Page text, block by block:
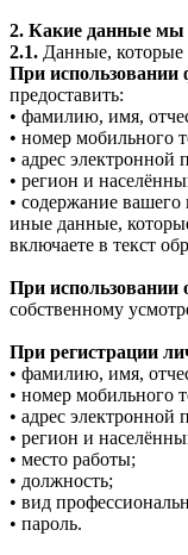
2. Какие данные мы
2.1. Данные, которые
При использовании
предоставить:
• фамилию, имя,
• номер мобильного
• адрес электронной
• регион и
• содержание
иные данные,
включаете в текст
При использовании
собственному
При регистрации
• фамилию, имя,
• номер мобильного
• адрес электронной
• регион и
• место работы;
• должность;
• вид
• пароль.